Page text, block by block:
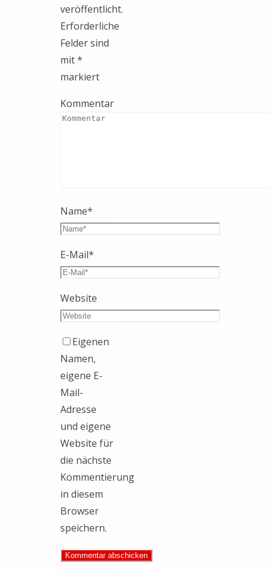
veröffentlicht.
Erforderliche
Felder sind
mit*
markiert
Kommentar
Name*
E-Mail*
Website
Eigenen
Namen,
eigene E-
Mail-
Adresse
und eigene
Website für
die nächste
Kommentierung
in diesem
Browser
speichern.